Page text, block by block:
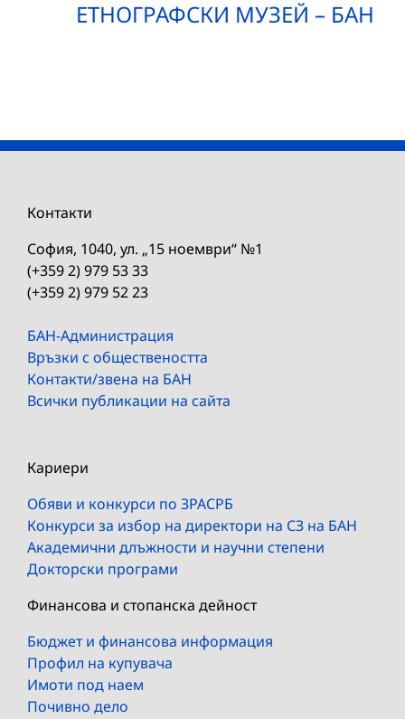
ЕТНОГРАФСКИ МУЗЕЙ – БАН
Контакти
София, 1040, ул. „15 ноември“ №1
(+359 2) 979 53 33
(+359 2) 979 52 23
БАН-Администрация
Връзки с обществеността
Контакти/звена на БАН
Всички публикации на сайта
Кариери
Обяви и конкурси по ЗРАСРБ
Конкурси за избор на директори на СЗ на БАН
Академични длъжности и научни степени
Докторски програми
Финансова и стопанска дейност
Бюджет и финансова информация
Профил на купувача
Имоти под наем
Почивно дело